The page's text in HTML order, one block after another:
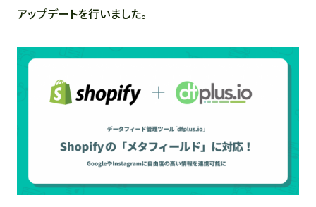
アップデートを行いました。